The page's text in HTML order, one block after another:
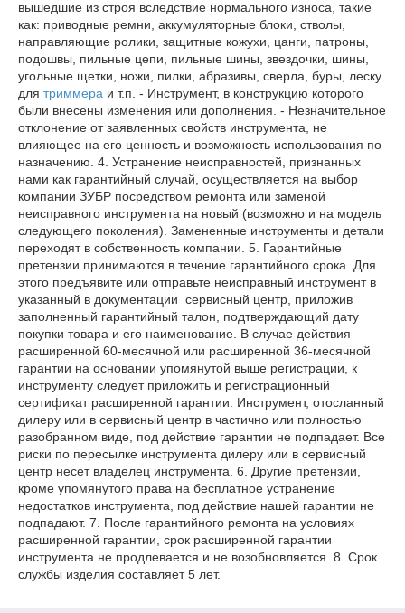
вышедшие из строя вследствие нормального износа, такие
как: приводные ремни, аккумуляторные блоки, стволы,
направляющие ролики, защитные кожухи, цанги, патроны,
подошвы, пильные цепи, пильные шины, звездочки, шины,
угольные щетки, ножи, пилки, абразивы, сверла, буры, леску
для триммера и т.п. - Инструмент, в конструкцию которого
были внесены изменения или дополнения. - Незначительное
отклонение от заявленных свойств инструмента, не
влияющее на его ценность и возможность использования по
назначению. 4. Устранение неисправностей, признанных
нами как гарантийный случай, осуществляется на выбор
компании ЗУБР посредством ремонта или заменой
неисправного инструмента на новый (возможно и на модель
следующего поколения). Замененные инструменты и детали
переходят в собственность компании. 5. Гарантийные
претензии принимаются в течение гарантийного срока. Для
этого предъявите или отправьте неисправный инструмент в
указанный в документации сервисный центр, приложив
заполненный гарантийный талон, подтверждающий дату
покупки товара и его наименование. В случае действия
расширенной 60-месячной или расширенной 36-месячной
гарантии на основании упомянутой выше регистрации, к
инструменту следует приложить и регистрационный
сертификат расширенной гарантии. Инструмент, отосланный
дилеру или в сервисный центр в частично или полностью
разобранном виде, под действие гарантии не подпадает. Все
риски по пересылке инструмента дилеру или в сервисный
центр несет владелец инструмента. 6. Другие претензии,
кроме упомянутого права на бесплатное устранение
недостатков инструмента, под действие нашей гарантии не
подпадают. 7. После гарантийного ремонта на условиях
расширенной гарантии, срок расширенной гарантии
инструмента не продлевается и не возобновляется. 8. Срок
службы изделия составляет 5 лет.